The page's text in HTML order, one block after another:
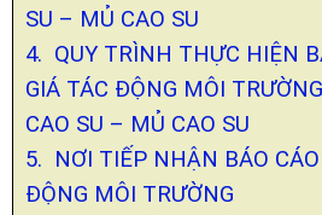
SU – MỦ CAO SU
4. QUY TRÌNH THỰC HIỆN
GIÁ TÁC ĐỘNG MÔI
CAO SU – MỦ CAO SU
5. NƠI TIẾP NHẬN BÁO
ĐỘNG MÔI TRƯỜNG